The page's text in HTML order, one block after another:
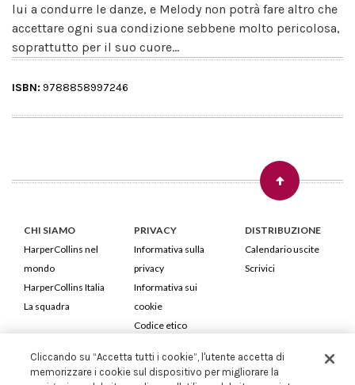
lui a condurre le danze, e Melody non potrà fare altro che
accettare ogni sua condizione sebbene molto pericolosa,
soprattutto per il suo cuore...
ISBN: 9788858997246
CHI SIAMO
HarperCollins nel
mondo
HarperCollins Italia
La squadra
PRIVACY
Informativa sulla
privacy
Informativa sui
cookie
Codice etico
DISTRIBUZIONE
Calendario uscite
Scrivici
HarperCollins Italia S.p.A. Viale Monte Nero, 84 - 20135 Milano
Cod. Fiscale e P.IVA 05946780151 - Capitale Sociale 258.250 €
Cliccando su “Accetta tutti i cookie”, l'utente accetta di
memorizzare i cookie sul dispositivo per migliorare la